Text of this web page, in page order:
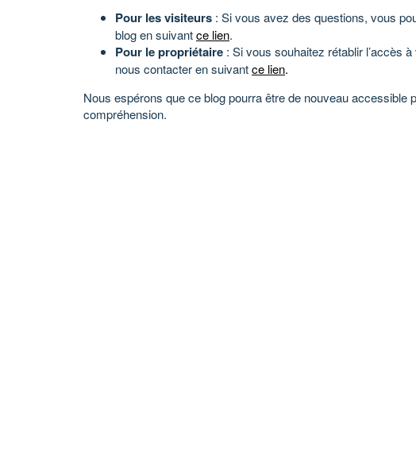
Pour les visiteurs : Si vous avez des questions, vous
blog en suivantce lien.
Pour le propriétaire : Si vous souhaitez rétablir l’accès
nous contacter en suivantce lien.
Nous espérons que ce blog pourra être de nouveau accessible
compréhension.